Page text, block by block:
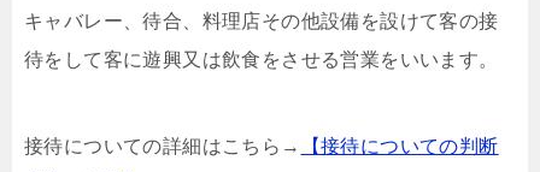
キャバレー、待合、料理店その他設備を設けて客の接
待をして客に遊興又は飲食をさせる営業をいいます。
接待についての詳細はこちら→
【接待についての判断